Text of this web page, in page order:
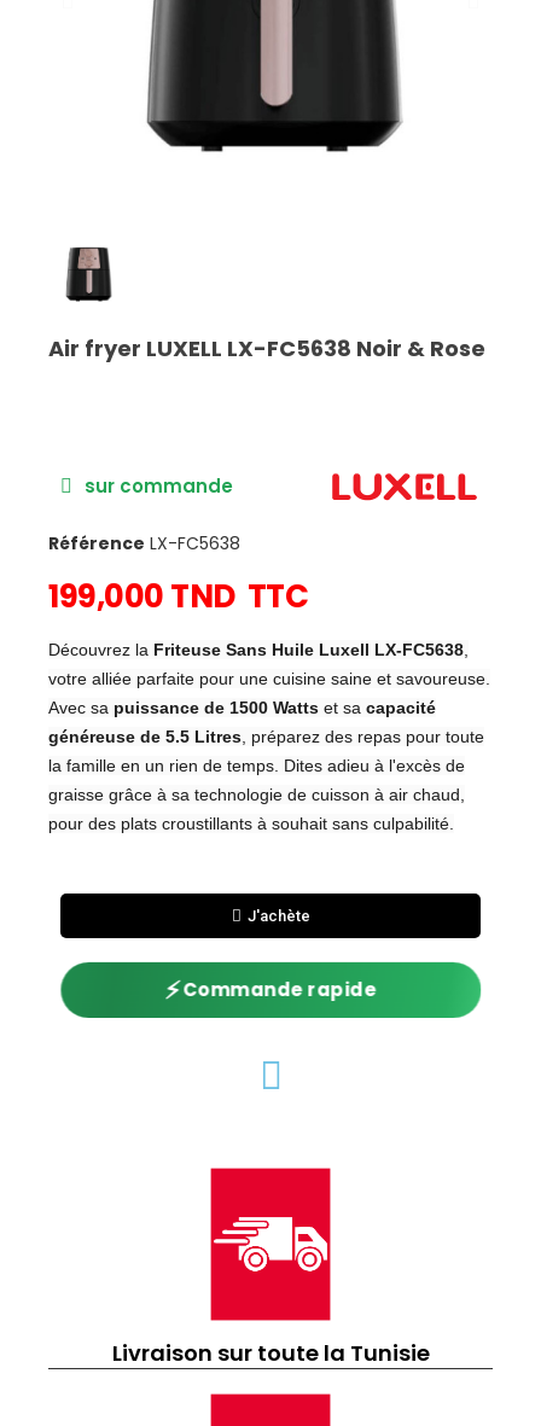
Air fryer LUXELL LX-FC5638 Noir & Rose
sur commande
Référence LX-FC5638
199,000 TND TTC
Découvrez la Friteuse Sans Huile Luxell LX-FC5638
votre alliée parfaite pour une cuisine saine et savoureuse.
Avec sa puissance de 1500 Watts et sa capacité
généreuse de 5.5 Litres , préparez des repas pour toute
la famille en un rien de temps. Dites adieu à l'excès de
graisse grâce à sa technologie de cuisson à air chaud,
pour des plats croustillants à souhait sans culpabilité.
J'achète
⚡Commande rapide
Livraison sur toute la Tunisie